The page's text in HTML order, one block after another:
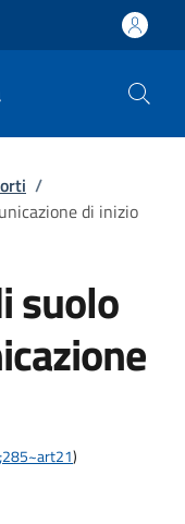
/
di inizio
suolo
)